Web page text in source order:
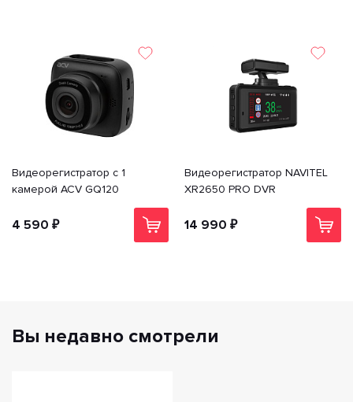
Видеорегистратор с 1
камерой ACV GQ120
4 590 ₽
Видеорегистратор NAVITEL
XR2650 PRO DVR
14 990 ₽
Вы недавно смотрели